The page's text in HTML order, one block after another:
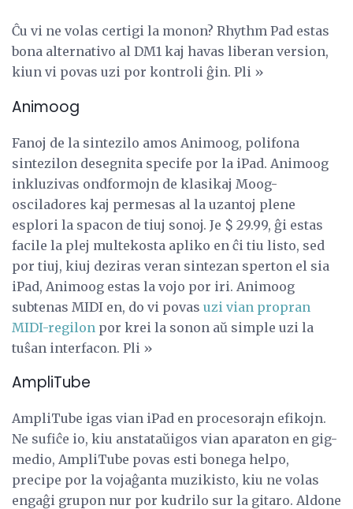
Ĉu vi ne volas certigi la monon? Rhythm Pad estas
bona alternativo al DM1 kaj havas liberan version,
kiun vi povas uzi por kontroli ĝin. Pli »
Animoog
Fanoj de la sintezilo amos Animoog, polifona
sintezilon desegnita specife por la iPad. Animoog
inkluzivas ondformojn de klasikaj Moog-
osciladores kaj permesas al la uzantoj plene
esplori la spacon de tiuj sonoj. Je $ 29.99, ĝi estas
facile la plej multekosta apliko en ĉi tiu listo, sed
por tiuj, kiuj deziras veran sintezan sperton el sia
iPad, Animoog estas la vojo por iri. Animoog
subtenas MIDI en, do vi povas uzi vian propran
MIDI-regilon por krei la sonon aŭ simple uzi la
tuŝan interfacon. Pli »
AmpliTube
AmpliTube igas vian iPad en procesorajn efikojn.
Ne sufiĉe io, kiu anstataŭigos vian aparaton en gig-
medio, AmpliTube povas esti bonega helpo,
precipe por la vojaĝanta muzikisto, kiu ne volas
engaĝi grupon nur por kudrilo sur la gitaro. Aldone